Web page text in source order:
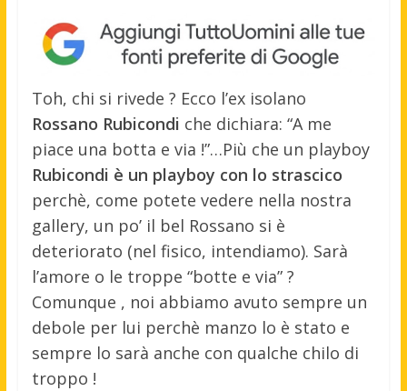
Toh, chi si rivede ? Ecco l’ex isolano
Rossano Rubicondi che dichiara: “A me
piace una botta e via !”…Più che un playboy
Rubicondi è un playboy con lo strascico
perchè, come potete vedere nella nostra
gallery, un po’ il bel Rossano si è
deteriorato (nel fisico, intendiamo). Sarà
l’amore o le troppe “botte e via” ?
Comunque , noi abbiamo avuto sempre un
debole per lui perchè manzo lo è stato e
sempre lo sarà anche con qualche chilo di
troppo !